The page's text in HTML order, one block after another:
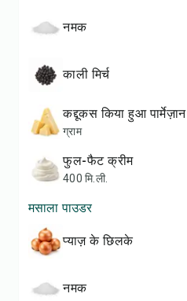
नमक
काली मिर्च
कद्दूकस किया हुआ पार्मेज़ान
ग्राम
फुल-फैट क्रीम
400 मि.ली.
मसाला पाउडर
प्याज़ के छिलके
नमक